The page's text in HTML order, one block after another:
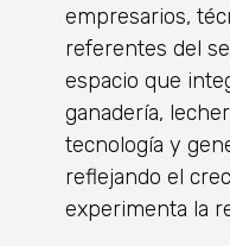
empresarios,
referentes del
espacio que
ganadería,
tecnología y
reflejando el
experimenta la